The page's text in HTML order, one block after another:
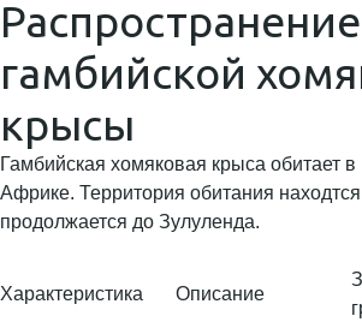
Распространение
гамбийской
крысы
Гамбийская хомяковая крыса обитает в
Африке. Территория обитания
продолжается до Зулуленда.
Характеристика Описание